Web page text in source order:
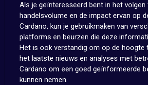
Als je geïnteresseerd bent in het volgen
handelsvolume en de impact ervan op
Cardano, kun je gebruikmaken van
platforms en beurzen die deze
Het is ook verstandig om op de hoogte
het laatste nieuws en analyses met
Cardano om een goed geïnformeerde
kunnen nemen.